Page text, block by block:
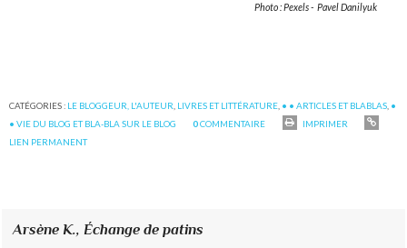
Photo : Pexels - Pavel Danilyuk
CATÉGORIES : LE BLOGGEUR, L'AUTEUR LIVRES ET LITTÉRATURE • • ARTICLES ET BLABLAS •
• VIE DU BLOG ET BLA-BLA SUR LE BLOG
0COMMENTAIRE
IMPRIMER
LIEN PERMANENT
Arsène K.,Échange de patins